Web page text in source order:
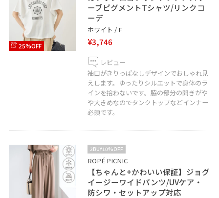
25%OFF
ーブピグメントTシャツ/リンクコ
ーデ
ホワイト / F
¥3,746
レビュー
袖口がきりっぱなしデザインでおしゃれ見
えします。ゆったりシルエットで身体のラ
インを拾わないです。脇の部分の開きがや
や大きめなのでタンクトップなどインナー
必須です。
2BUY10%OFF
ROPÉ PICNIC
【ちゃんと+かわいい保証】ジョグ
イージーワイドパンツ/UVケア・
防シワ・セットアップ対応